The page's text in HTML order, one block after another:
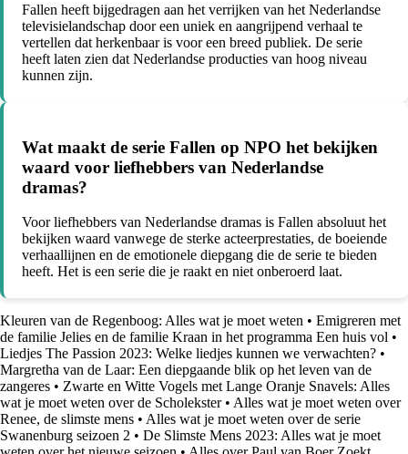
Fallen heeft bijgedragen aan het verrijken van het Nederlandse
televisielandschap door een uniek en aangrijpend verhaal te
vertellen dat herkenbaar is voor een breed publiek. De serie
heeft laten zien dat Nederlandse producties van hoog niveau
kunnen zijn.
Wat maakt de serie Fallen op NPO het bekijken
waard voor liefhebbers van Nederlandse
dramas?
Voor liefhebbers van Nederlandse dramas is Fallen absoluut het
bekijken waard vanwege de sterke acteerprestaties, de boeiende
verhaallijnen en de emotionele diepgang die de serie te bieden
heeft. Het is een serie die je raakt en niet onberoerd laat.
Kleuren van de Regenboog: Alles wat je moet weten • Emigreren met
de familie Jelies en de familie Kraan in het programma Een huis vol •
Liedjes The Passion 2023: Welke liedjes kunnen we verwachten? •
Margretha van de Laar: Een diepgaande blik op het leven van de
zangeres • Zwarte en Witte Vogels met Lange Oranje Snavels: Alles
wat je moet weten over de Scholekster• Alles wat je moet weten over
Renee, de slimste mens • Alles wat je moet weten over de serie
Swanenburg seizoen 2 • De Slimste Mens 2023: Alles wat je moet